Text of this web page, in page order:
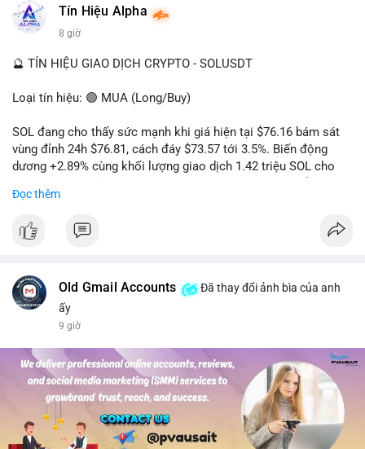
#dongtienlonTín Hiệu Alpha
8 giờ
🔮 TÍN HIỆU GIAO DỊCH CRYPTO - SOLUSDT
Loại tín hiệu: 🟢 MUA (Long/Buy)
SOL đang cho thấy sức mạnh khi giá hiện tại $76.16 bám sát
vùng đỉnh 24h $76.81, cách đáy $73.57 tới 3.5%. Biến động
dương +2.89% cùng khối lượng giao dịch 1.42 triệu SOL cho
hoàn toàn nhịp điều chỉnh.
Khuyến nghị giao dịch cụ thể:
- Mục tiêu chốt lời: TP1: 77.50, TP2: 78.80
- Cắt lỗ: 74.90 (dưới vùng hỗ trợ gần nhất)
chốt 50% vị thế tại TP1 và dời stop loss về điểm hòa vốn.
#solusdt #longsol #vung76 #breakoutsol #lenhmuasol
Đọc thêm
Old Gmail Accounts
Đã thay đổi ảnh bìa của anh
ấy
9 giờ